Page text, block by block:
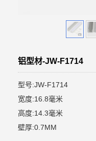
铝型材-JW-F1714
型号:JW-F1714
宽度:16.8毫米
高度:14.3毫米
壁厚:0.7MM